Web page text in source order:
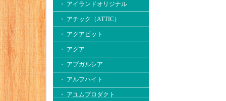
・ アイランドオリジナル
・ アチック（ATTIC）
・ アクアビット
・ アグア
・ アブガルシア
・ アルフハイト
・ アユムプロダクト